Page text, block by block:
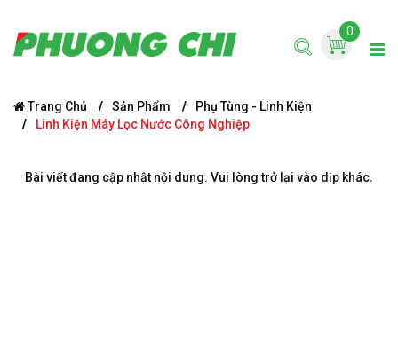
0
Trang Chủ Sản Phẩm
Phụ Tùng - Linh Kiện
Linh Kiện Máy Lọc Nước Công Nghiệp
Bài viết đang cập nhật nội dung. Vui lòng trở lại vào dịp khác.